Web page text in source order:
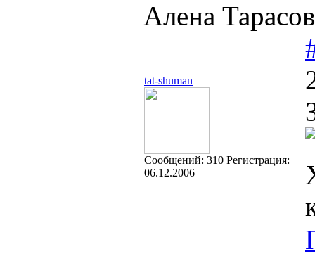
Алена
tat-shuman
Cообщений: 310 Регистрация:
06.12.2006